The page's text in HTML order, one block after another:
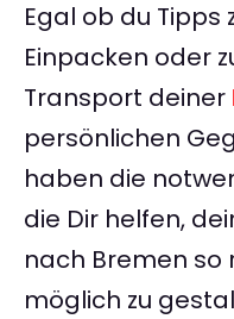
Egal ob du Tipps
Einpacken oder
Transport deiner
persönlichen
haben die
die Dir helfen,
nach Bremen so
möglich zu